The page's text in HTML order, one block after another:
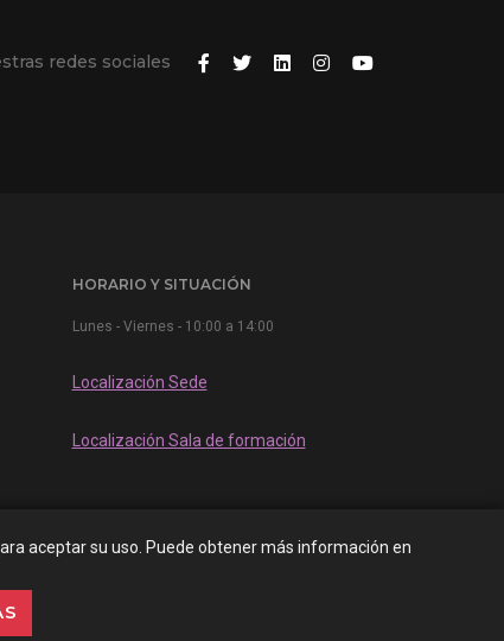
aceptar su uso. Puede obtener más información en
redes sociales
HORARIO Y SITUACIÓN
Lunes - Viernes - 10:00 a 14:00
Localización Sede
Localización Sala de formación